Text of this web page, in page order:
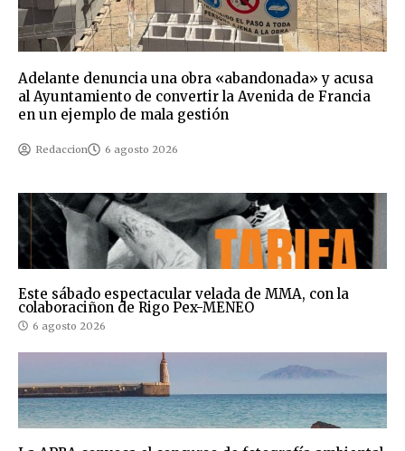
Adelante denuncia una obra «abandonada» y acusa
al Ayuntamiento de convertir la Avenida de Francia
en un ejemplo de mala gestión
Redaccion 6 agosto 2026
Este sábado espectacular velada de MMA, con la
colaboraciñon de Rigo Pex-MENEO
6 agosto 2026